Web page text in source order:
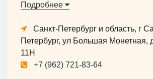
металлообработки и
оборудованием, что позволяет нам
обеспечивать высокое качество
соответствовать строгим
Мы работаем с различными
Подробнее
Санкт-Петербург и область, г
Петербург, ул Большая Монетная,
11Н
+7 (962) 721-83-64